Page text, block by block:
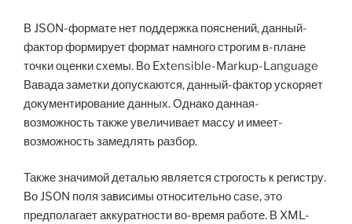
В JSON-формате нет поддержка пояснений, данный-
фактор формирует формат намного строгим в-плане
точки оценки схемы. Во Extensible-Markup-Language
Вавада заметки допускаются, данный-фактор ускоряет
документирование данных. Однако данная-
возможность также увеличивает массу и имеет-
возможность замедлять разбор.
Также значимой деталью является строгость к регистру.
Во JSON поля зависимы относительно case, это
предполагает аккуратности во-время работе. В XML-